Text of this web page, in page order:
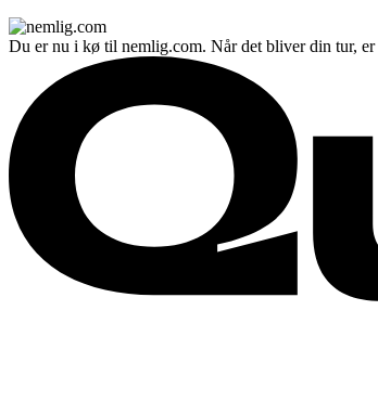
Du er nu i kø til nemlig.com. Når det bliver din tur,